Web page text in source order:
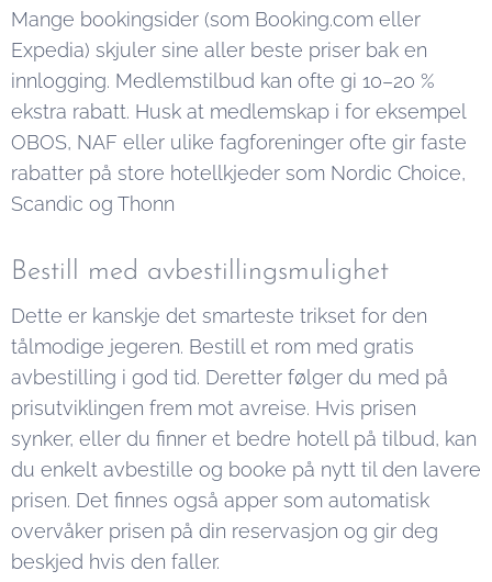
Mange bookingsider (som Booking.com eller
Expedia) skjuler sine aller beste priser bak en
innlogging. Medlemstilbud kan ofte gi 10–20 %
ekstra rabatt. Husk at medlemskap i for eksempel
OBOS, NAF eller ulike fagforeninger ofte gir faste
rabatter på store hotellkjeder som Nordic Choice,
Scandic og Thonn
Bestill med avbestillingsmulighet
Dette er kanskje det smarteste trikset for den
tålmodige jegeren. Bestill et rom med gratis
avbestilling i god tid. Deretter følger du med på
prisutviklingen frem mot avreise. Hvis prisen
synker, eller du finner et bedre hotell på tilbud, kan
du enkelt avbestille og booke på nytt til den lavere
prisen. Det finnes også apper som automatisk
overvåker prisen på din reservasjon og gir deg
beskjed hvis den faller.